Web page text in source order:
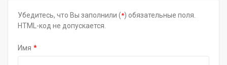
Убедитесь, что Вы заполнили ( ) обязательные поля.
HTML-код не допускается.
Имя